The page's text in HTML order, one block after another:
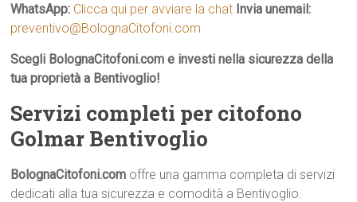
WhatsApp: Clicca qui per avviare la chat Invia unemail:
preventivo@BolognaCitofoni.com
Scegli BolognaCitofoni.com e investi nella sicurezza della
tua proprietà a Bentivoglio!
Servizi completi per citofono
Golmar Bentivoglio
BolognaCitofoni.com offre una gamma completa di servizi
dedicati alla tua sicurezza e comodità a Bentivoglio.